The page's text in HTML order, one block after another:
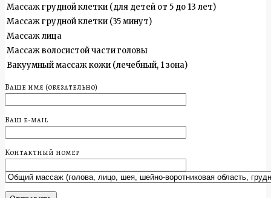
Массаж грудной клетки (для детей от 5 до 13 лет)
Массаж грудной клетки (35 минут)
Массаж лица
Массаж волосистой части головы
Вакуумный массаж кожи (лечебный, 1 зона)
Ваше имя (обязательно)
Ваш e-mail
Контактный номер